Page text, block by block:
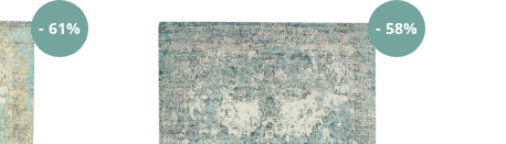
- 61% - 58%